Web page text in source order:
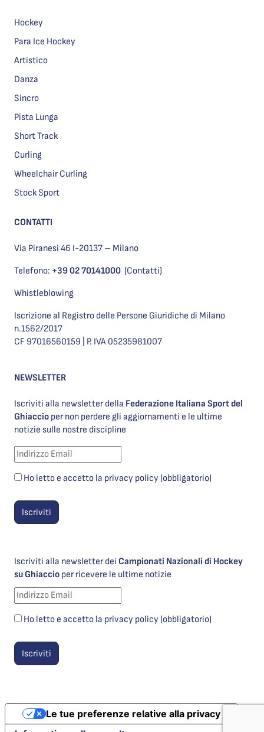
Hockey
Para Ice Hockey
Artistico
Danza
Sincro
Pista Lunga
Short Track
Curling
Wheelchair Curling
Stock Sport
CONTATTI
Via Piranesi 46 I-20137 – Milano
Telefono: +39 02 70141000 (Contatti)
Whistleblowing
Iscrizione al Registro delle Persone Giuridiche di Milano
n.1562/2017
CF 97016560159 | P. IVA 05235981007
NEWSLETTER
Iscriviti alla newsletter della Federazione Italiana Sport del
Ghiaccio per non perdere gli aggiornamenti e le ultime
notizie sulle nostre discipline
Ho letto e accetto la privacy policy (obbligatorio)
Iscriviti alla newsletter dei Campionati Nazionali di Hockey
su Ghiaccio per ricevere le ultime notizie
Ho letto e accetto la privacy policy (obbligatorio)
Le tue preferenze relative alla privacy